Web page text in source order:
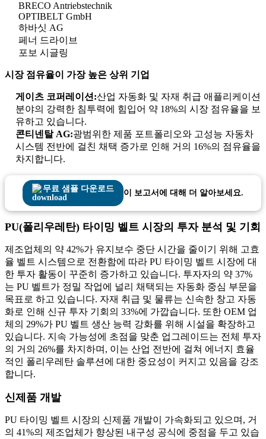
BRECO Antriebstechnik
OPTIBELT GmbH
하바싯 AG
페너 드라이브
포보 시글링
시장 점유율이 가장 높은 상위 기업
게이츠 코퍼레이션:산업 자동화 및 자재 취급 애플리케이션
분야의 강력한 침투력에 힘입어 약 18%의 시장 점유율을 보
유하고 있습니다.
콘티넨탈 AG:광범위한 제품 포트폴리오와 고성능 자동차
시스템 전반에 걸친 채택 증가로 인해 거의 16%의 점유율을
차지합니다.
무료 샘플 다운로드 이 보고서에 대해 더 알아보세요.
PU(폴리우레탄) 타이밍 벨트 시장의 투자 분석 및 기회
제조업체의 약 42%가 유지보수 중단 시간을 줄이기 위해 고효
율 벨트 시스템으로 전환함에 따라 PU 타이밍 벨트 시장에 대
한 투자 활동이 꾸준히 증가하고 있습니다. 투자자의 약 37%
는 PU 벨트가 정밀 작업에 널리 채택되는 자동화 중심 부문을
목표로 하고 있습니다. 자재 취급 및 물류는 신속한 창고 자동
화로 인해 신규 투자 기회의 33%에 가깝습니다. 또한 OEM 업
체의 29%가 PU 벨트 생산 능력 강화를 위해 시설을 확장하고
있습니다. 지속 가능성에 초점을 맞춘 업그레이드는 전체 투자
의 거의 26%를 차지하며, 이는 산업 전반에 걸쳐 에너지 효율
적인 폴리우레탄 솔루션에 대한 중요성이 커지고 있음을 강조
합니다.
신제품 개발
PU 타이밍 벨트 시장의 신제품 개발이 가속화되고 있으며, 거
의 41%의 제조업체가 향상된 내구성 공식에 중점을 두고 있습